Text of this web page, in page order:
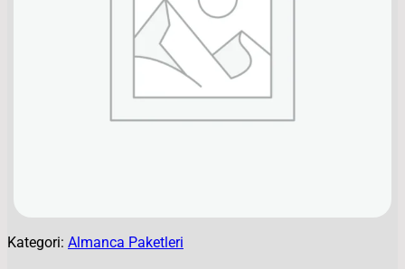
Kategori: Almanca Paketleri